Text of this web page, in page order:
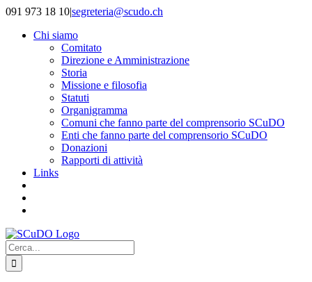
Salta
contenuto
091 973 18 10|segreteria@scudo.ch
Chi siamo
Comitato
Direzione e Amministrazione
Storia
Missione e filosofia
Statuti
Organigramma
Comuni che fanno parte del comprensorio SCuDO
Enti che fanno parte del comprensorio SCuDO
Donazioni
Rapporti di attività
Links
Cerca
per: